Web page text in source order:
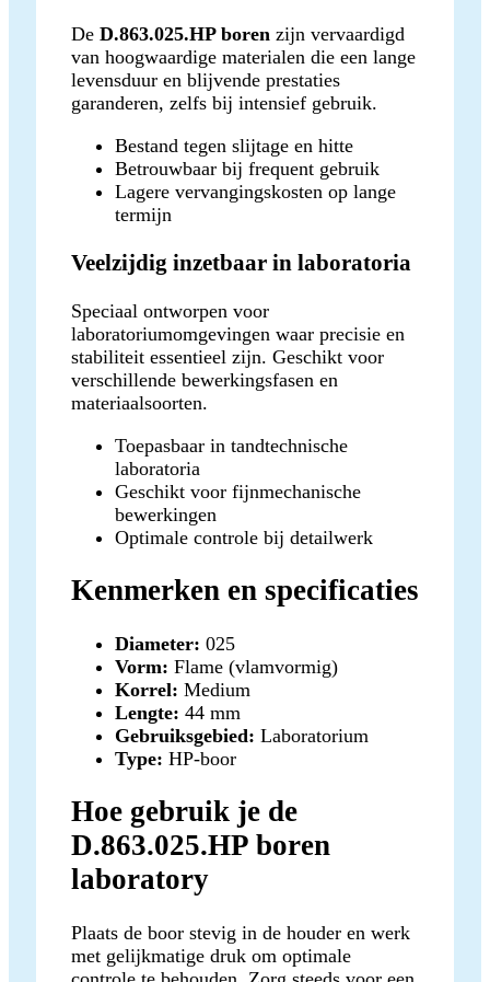
De D.863.025.HP boren zijn vervaardigd
van hoogwaardige materialen die een lange
levensduur en blijvende prestaties
garanderen, zelfs bij intensief gebruik.
Bestand tegen slijtage en hitte
Betrouwbaar bij frequent gebruik
Lagere vervangingskosten op lange
termijn
Veelzijdig inzetbaar in laboratoria
Speciaal ontworpen voor
laboratoriumomgevingen waar precisie en
stabiliteit essentieel zijn. Geschikt voor
verschillende bewerkingsfasen en
materiaalsoorten.
Toepasbaar in tandtechnische
laboratoria
Geschikt voor fijnmechanische
bewerkingen
Optimale controle bij detailwerk
Kenmerken en specificaties
Diameter: 025
Vorm: Flame (vlamvormig)
Korrel: Medium
Lengte: 44 mm
Gebruiksgebied: Laboratorium
Type: HP-boor
Hoe gebruik je de
D.863.025.HP boren
laboratory
Plaats de boor stevig in de houder en werk
met gelijkmatige druk om optimale